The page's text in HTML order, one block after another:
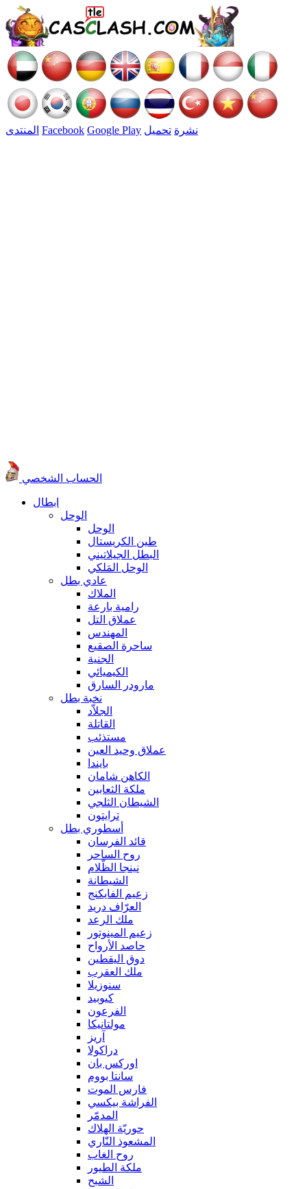
المنتدى Facebook Google Play نشرة تحميل
الحساب الشخصي
ابطال
الوحل
الوحل
طين الكريستال
البطل الجيلاتيني
الوحل المَلكي
عادي بطل
الملاك
رامية بارعة
عملاق التل
المهندس
ساحرة الصقيع
الجنية
الكيميائي
مارودر السارق
نخبة بطل
الجلاّد
القاتلة
مستذئب
عملاق وحيد العين
بايندا
الكاهن شامان
ملكة الثعابين
الشيطان الثلجي
ترايتون
أسطوري بطل
قائد الفرسان
روح الساحر
نينجا الظّلام
الشيطانة
زعيم الفايكنج
العرّاف دريد
ملك الرعد
زعيم المينوتور
حاصد الأرواح
دوق اليقطين
ملك العقرب
سنوزيلا
كيوبيد
الفرعون
مولتانيكا
آريز
دراكولا
اوركس بان
سانتا بووم
فارس الموت
الفراشة بيكسي
المدمّر
حوريّة الهلاك
المشعوذ النّاري
روح الغاب
ملكة الطيور
الشبح